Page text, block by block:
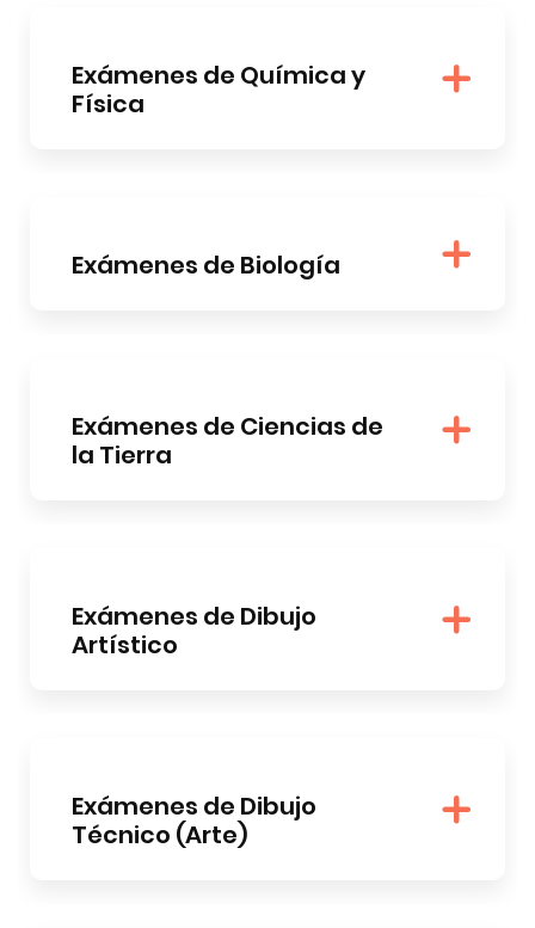
Exámenes de Química y
Física
Exámenes de Biología
Exámenes de Ciencias de
la Tierra
Exámenes de Dibujo
Artístico
Exámenes de Dibujo
Técnico (Arte)